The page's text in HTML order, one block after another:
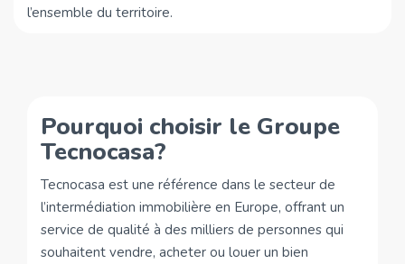
l’ensemble du territoire.
Pourquoi choisir le Groupe
Tecnocasa?
Tecnocasa est une référence dans le secteur de
l’intermédiation immobilière en Europe, offrant un
service de qualité à des milliers de personnes qui
souhaitent vendre, acheter ou louer un bien